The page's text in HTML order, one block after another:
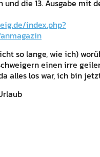
die 13. Ausgabe mit
index.php?
so lange, wie ich)
einen irre
alles los war, ich bin